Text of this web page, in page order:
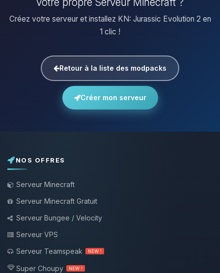
Créez votre serveur et installez KN: Jurassic Evolution 2 en
1 clic !
Retour à la liste des modpacks
Créer mon serveur
NOS OFFRES
Serveur Minecraft
Serveur Minecraft Gratuit
Serveur Bungee / Velocity
Serveur VPS
Serveur Teamspeak
NEW !
Super Choupy NEW !